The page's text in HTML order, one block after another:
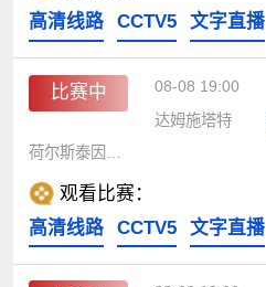
高清线路
CCTV5 文字直播
比赛中 08-08 19:00
达姆施塔特
观看比赛：
高清线路
CCTV5 文字直播